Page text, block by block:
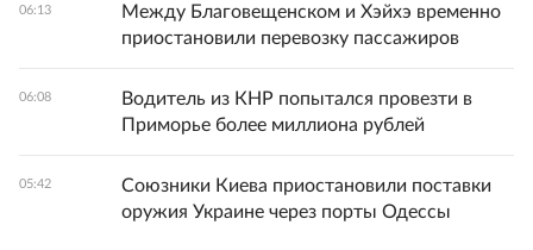
06:13
Между Благовещенском и Хэйхэ временно
приостановили перевозку пассажиров
06:08
Водитель из КНР попытался провезти в
Приморье более миллиона рублей
05:42
Союзники Киева приостановили поставки
оружия Украине через порты Одессы